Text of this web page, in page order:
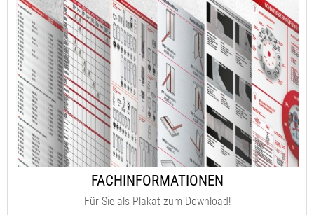
FACHINFORMATIONEN
Für Sie als Plakat zum Download!